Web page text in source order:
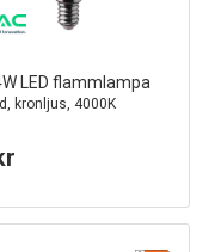
LED flammlampa
kronljus, 4000K